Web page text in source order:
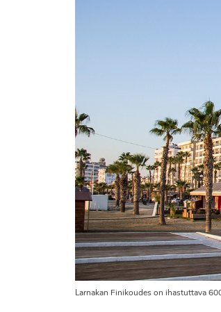
Larnakan Finikoudes on ihastuttava